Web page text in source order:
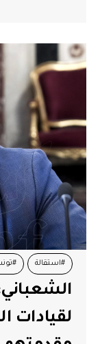
#استقالة
لقيادات